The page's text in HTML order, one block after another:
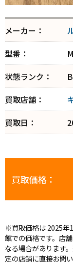
メーカー：
型番：
状態ランク：
B
買取店舗：
買取日：
買取価格：
※買取価格は 2025年
館での価格です。店
なる場合があります
定の店舗に直接お問